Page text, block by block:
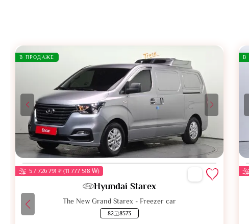
В ПРОДАЖЕ
5 / 726 791 ₽ (11 777 518 ₩)
Hyundai Starex
The New Grand Starex - Freezer car
82고8573
В